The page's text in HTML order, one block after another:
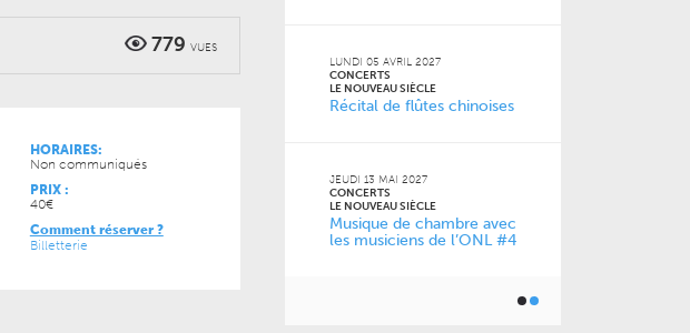
779 VUES
HORAIRES:
Non communiqués
PRIX :
40€
Comment réserver ?
Billetterie
VENDREDI 11 DÉCEMBRE 2026
LE NOUVEAU SIÈCLE
CONCERTS
Just Play
LUNDI 05 AVRIL 2027
CONCERTS
LE NOUVEAU SIÈCLE
Récital de flûtes chinoises
JEUDI 13 MAI 2027
CONCERTS
LE NOUVEAU SIÈCLE
Musique de chambre avec
les musiciens de l’ONL #4